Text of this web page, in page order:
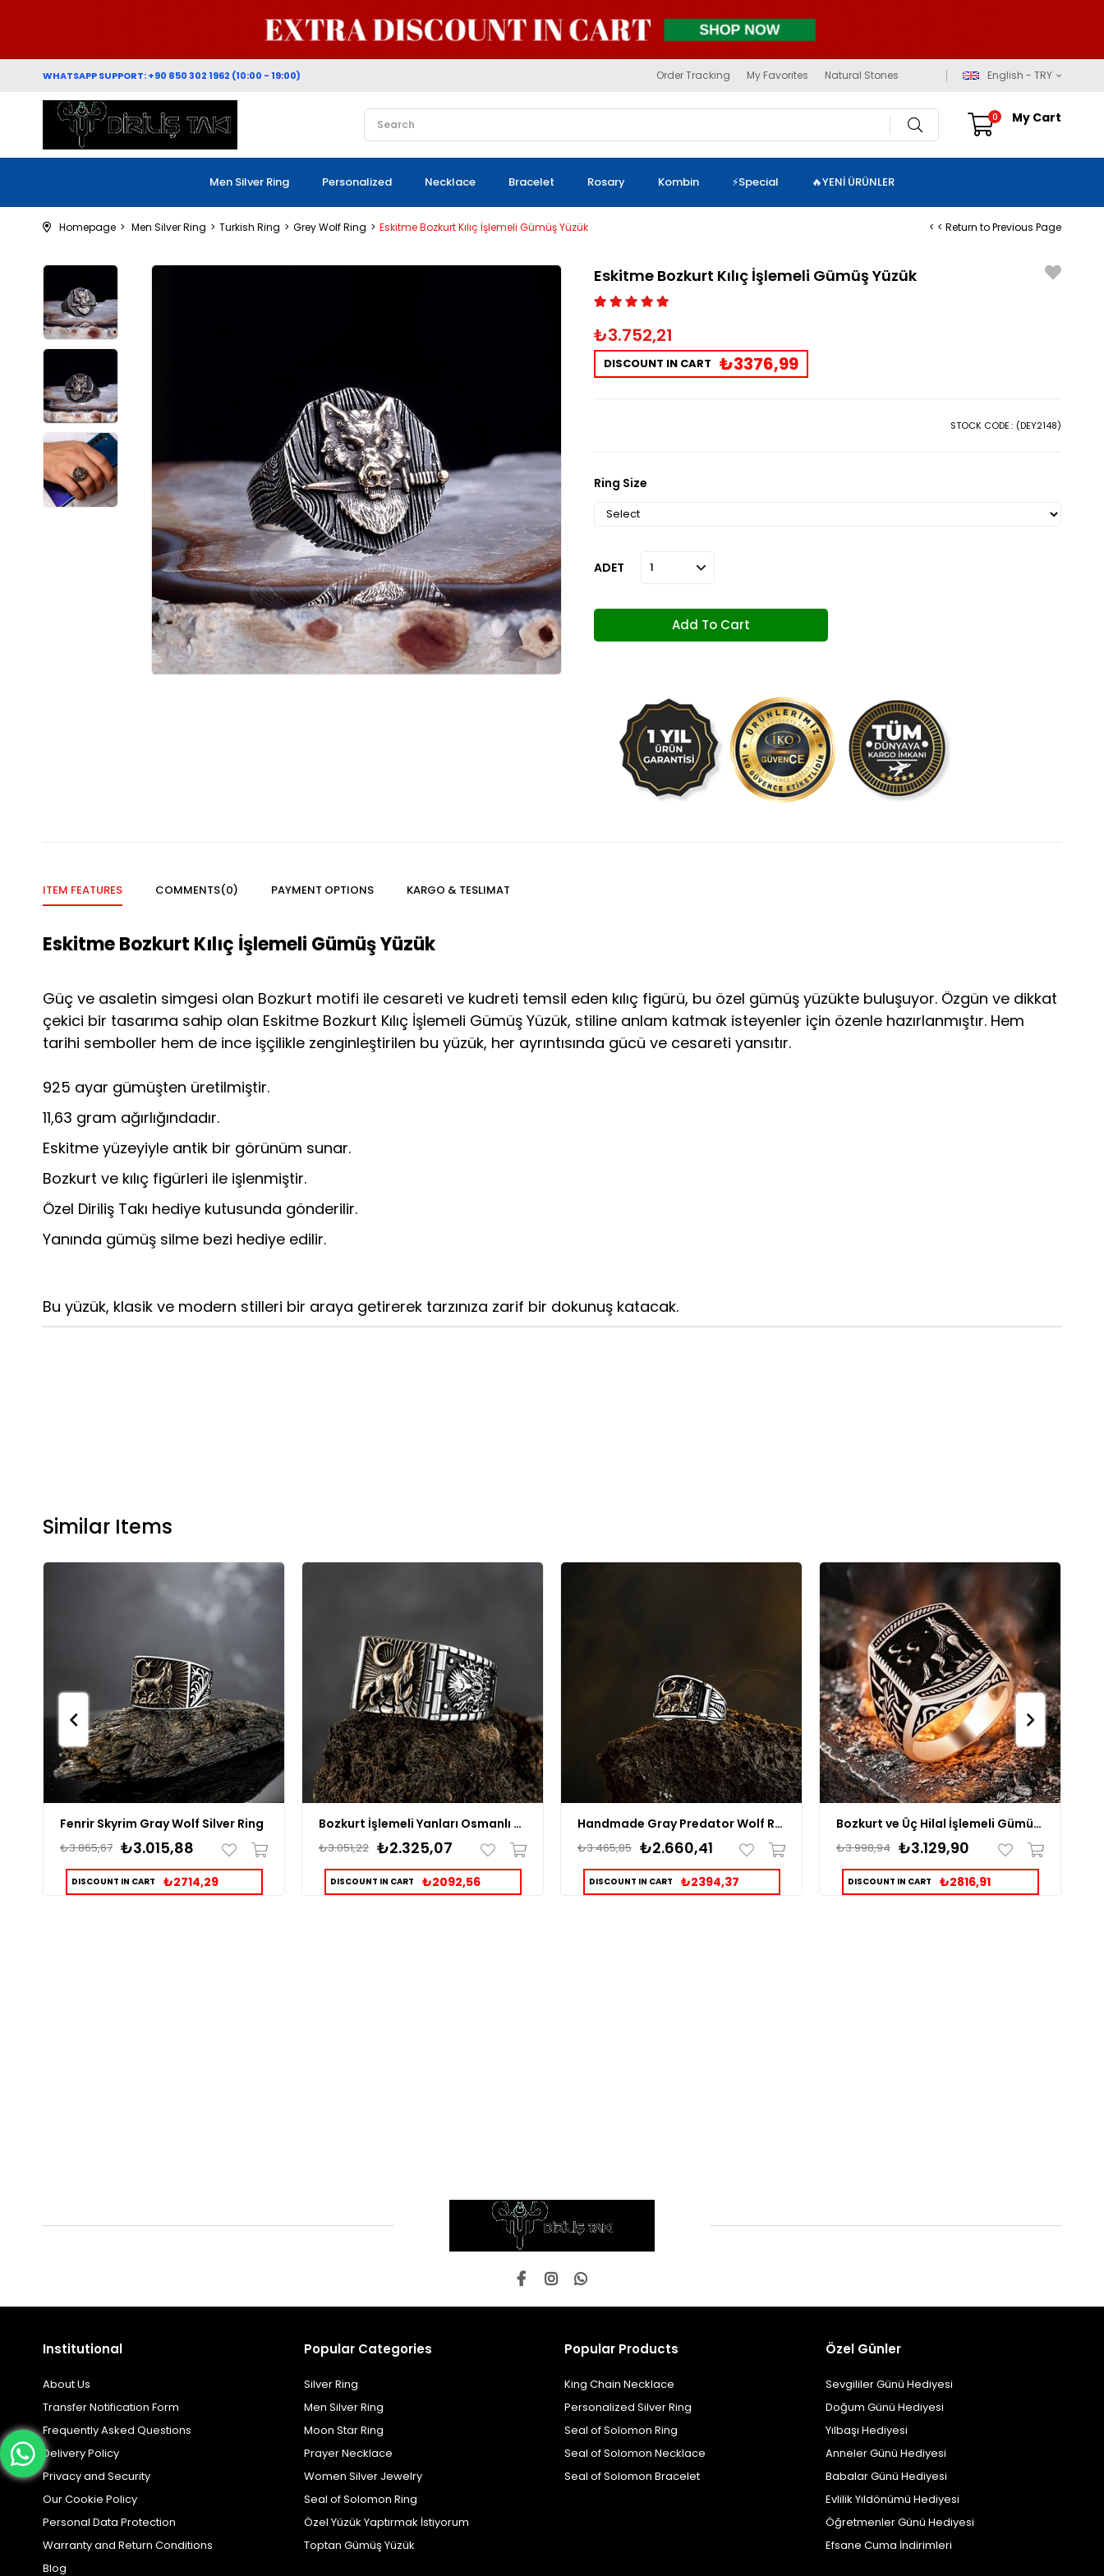
WHATSAPP SUPPORT: +90 850 302 1962 (10:00 - 19:00) Order Tracking My Favorites Natural Stones English - TRY
My Cart
0
Men Silver Ring Personalized Necklace Bracelet Rosary Kombin ⚡Special 🔥YENİ ÜRÜNLER
Homepage Men Silver Ring Turkish Ring Grey Wolf Ring Eskitme Bozkurt Kılıç İşlemeli Gümüş Yüzük < < Return to Previous Page
Eskitme Bozkurt Kılıç İşlemeli Gümüş Yüzük
₺3.752,21
DISCOUNT IN CART ₺3376,99
STOCK CODE (DEY2148)
Ring Size
ADET
ITEM FEATURES COMMENTS(0) PAYMENT OPTIONS KARGO & TESLIMAT
Eskitme Bozkurt Kılıç İşlemeli Gümüş Yüzük
Güç ve asaletin simgesi olan Bozkurt motifi ile cesareti ve kudreti temsil eden kılıç figürü, bu özel gümüş yüzükte buluşuyor. Özgün ve dikkat
çekici bir tasarıma sahip olan Eskitme Bozkurt Kılıç İşlemeli Gümüş Yüzük, stiline anlam katmak isteyenler için özenle hazırlanmıştır. Hem
tarihi semboller hem de ince işçilikle zenginleştirilen bu yüzük, her ayrıntısında gücü ve cesareti yansıtır.
925 ayar gümüşten üretilmiştir.
11,63 gram ağırlığındadır.
Eskitme yüzeyiyle antik bir görünüm sunar.
Bozkurt ve kılıç figürleri ile işlenmiştir.
Özel Diriliş Takı hediye kutusunda gönderilir.
Yanında gümüş silme bezi hediye edilir.
Bu yüzük, klasik ve modern stilleri bir araya getirerek tarzınıza zarif bir dokunuş katacak.
Similar Items
Fenrir Skyrim Gray Wolf Silver Ring
₺3.015,88
₺3.865,67
DISCOUNT IN CART ₺2714,29
Bozkurt İşlemeli Yanları Osmanlı Motifli Gümüş Yüzük
₺2.325,07
₺3.051,22
DISCOUNT IN CART ₺2092,56
Handmade Gray Predator Wolf Ring
₺2.660,41
₺3.465,85
DISCOUNT IN CART ₺2394,37
Bozkurt ve Üç Hilal İşlemeli Gümüş Yüzük
₺3.129,90
₺3.998,94
DISCOUNT IN CART ₺2816,91
Institutional
About Us
Transfer Notification Form
Frequently Asked Questions
Delivery Policy
Privacy and Security
Our Cookie Policy
Personal Data Protection
Warranty and Return Conditions
Blog
Popular Categories
Silver Ring
Men Silver Ring
Moon Star Ring
Prayer Necklace
Women Silver Jewelry
Seal of Solomon Ring
Özel Yüzük Yaptırmak İstiyorum
Toptan Gümüş Yüzük
Popular Products
King Chain Necklace
Personalized Silver Ring
Seal of Solomon Ring
Seal of Solomon Necklace
Seal of Solomon Bracelet
Özel Günler
Sevgililer Günü Hediyesi
Doğum Günü Hediyesi
Yılbaşı Hediyesi
Anneler Günü Hediyesi
Babalar Günü Hediyesi
Evlilik Yıldönümü Hediyesi
Öğretmenler Günü Hediyesi
Efsane Cuma İndirimleri